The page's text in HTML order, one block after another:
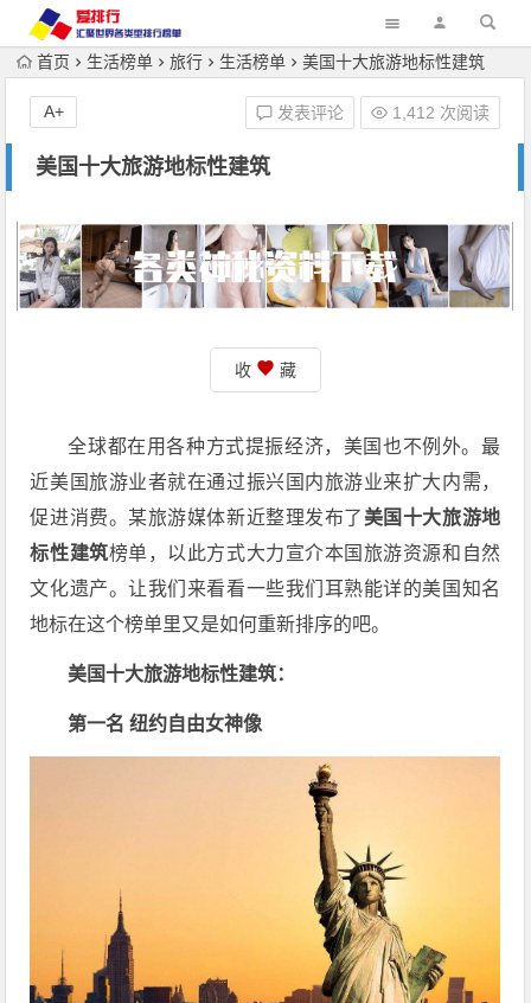
首页 生活榜单 旅行 生活榜单 美国十大旅游地标性建筑
美国十大旅游地标性建筑
发表评论 1,412 次阅读
A+
收 藏
全球都在用各种方式提振经济，美国也不例外。最
近美国旅游业者就在通过振兴国内旅游业来扩大内需，
促进消费。某旅游媒体新近整理发布了 美国十大旅游地
标性建筑榜单，以此方式大力宣介本国旅游资源和自然
文化遗产。让我们来看看一些我们耳熟能详的美国知名
地标在这个榜单里又是如何重新排序的吧。
美国十大旅游地标性建筑：
第一名 纽约自由女神像